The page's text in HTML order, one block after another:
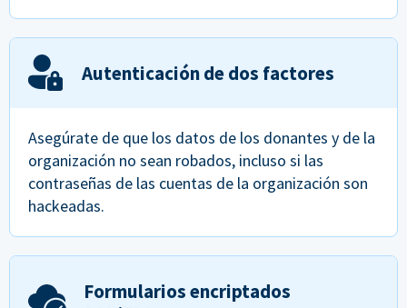
Autenticación de dos factores
Asegúrate de que los datos de los donantes y de la
organización no sean robados, incluso si las
contraseñas de las cuentas de la organización son
hackeadas.
Formularios encriptados